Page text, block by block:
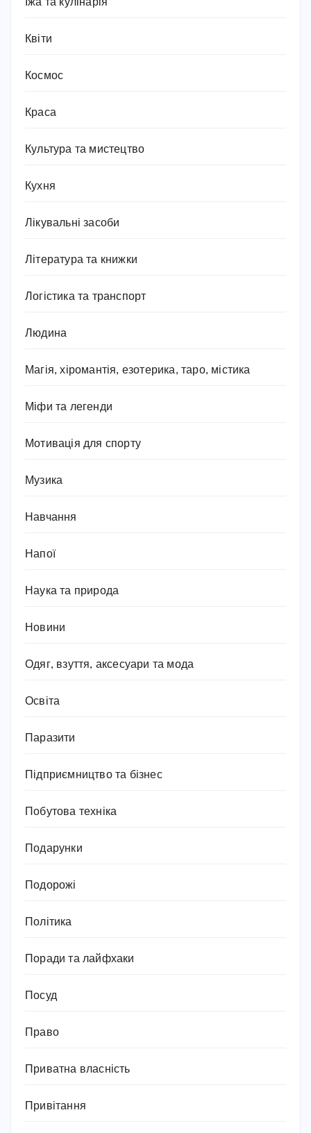
Квіти
Космос
Краса
Культура та мистецтво
Кухня
Лікувальні засоби
Література та книжки
Логістика та транспорт
Людина
Магія, хіромантія, езотерика, таро, містика
Міфи та легенди
Мотивація для спорту
Музика
Навчання
Напої
Наука та природа
Новини
Одяг, взуття, аксесуари та мода
Освіта
Паразити
Підприємництво та бізнес
Побутова техніка
Подарунки
Подорожі
Політика
Поради та лайфхаки
Посуд
Право
Приватна власність
Привітання